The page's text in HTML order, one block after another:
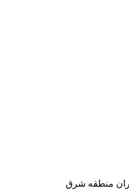
منطقه شرق